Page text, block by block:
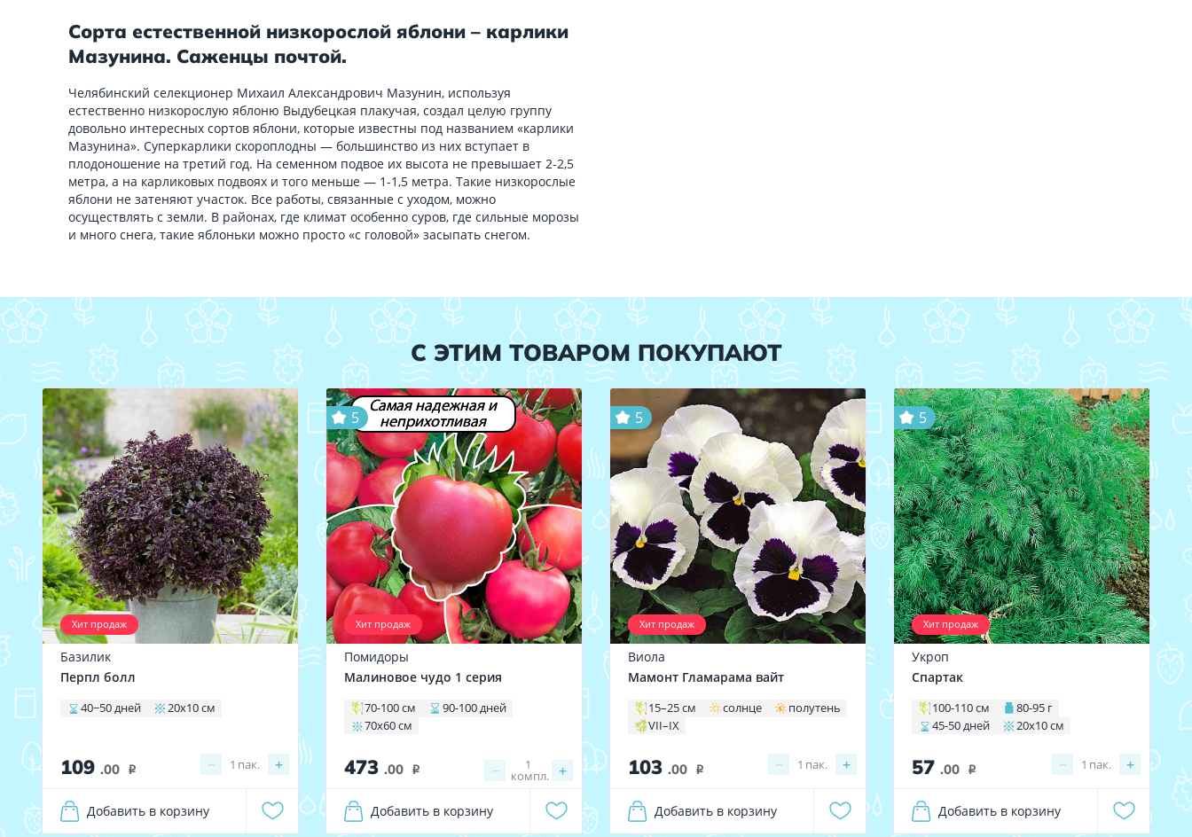
Сорта естественной низкорослой яблони – карлики
Мазунина. Саженцы почтой.
Челябинский селекционер Михаил Александрович Мазунин, используя
естественно низкорослую яблоню Выдубецкая плакучая, создал целую группу
довольно интересных сортов яблони, которые известны под названием «карлики
Мазунина». Суперкарлики скороплодны — большинство из них вступает в
плодоношение на третий год. На семенном подвое их высота не превышает 2-2,5
метра, а на карликовых подвоях и того меньше — 1-1,5 метра. Такие низкорослые
яблони не затеняют участок. Все работы, связанные с уходом, можно
осуществлять с земли. В районах, где климат особенно суров, где сильные морозы
и много снега, такие яблоньки можно просто «с головой» засыпать снегом.
С ЭТИМ ТОВАРОМ ПОКУПАЮТ
Хит продаж
Базилик
Перпл болл
40−50 дней 20х10 см
109 .00 i − +
1 пак.
Добавить в корзину
Самая надежная и
неприхотливая
Хит продаж
5
Помидоры
Малиновое чудо 1 серия
70-100 см
90-100 дней
70х60 см
473 .00 i − +
1
компл.
Добавить в корзину
Хит продаж
5
Виола
Мамонт Гламарама вайт
15–25 см солнце
полутень
VII–IX
103 .00 i − +
1 пак.
Добавить в корзину
Хит продаж
5
Укроп
Спартак
100-110 см
80-95 г
45-50 дней
20х10 см
57 .00 i − +
1 пак.
Добавить в корзину